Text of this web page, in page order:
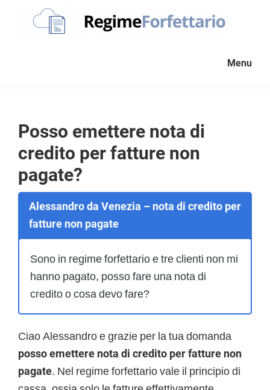
partita
Iva
forfettaria
Menu
Posso emettere nota di
credito per fatture non
pagate?
Alessandro da Venezia – nota di credito per
fatture non pagate
Sono in regime forfettario e tre clienti non mi
hanno pagato, posso fare una nota di
credito o cosa devo fare?
Ciao Alessandro e grazie per la tua domanda
posso emettere nota di credito per fatture non
pagate. Nel regime forfettario vale il principio di